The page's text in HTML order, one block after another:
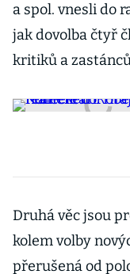
a spol. vnesli do
jak dovolba čtyř
kritiků a
Druhá věc jsou
kolem volby
přerušená od